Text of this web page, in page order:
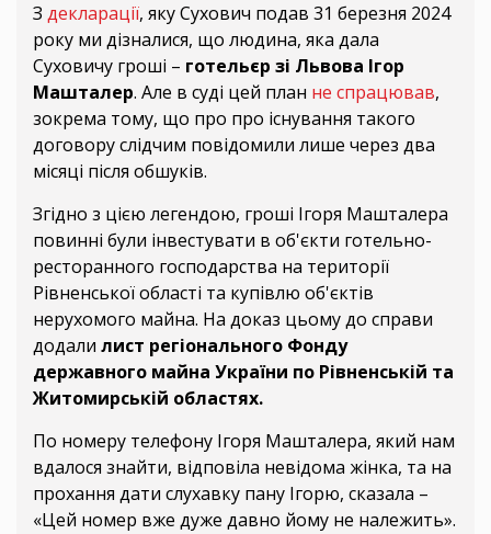
З декларації, яку Сухович подав 31 березня 2024
року ми дізналися, що людина, яка дала
Суховичу гроші – готельєр зі Львова Ігор
Машталер. Але в суді цей план не спрацював,
зокрема тому, що про про існування такого
договору слідчим повідомили лише через два
місяці після обшуків.
Згідно з цією легендою, гроші Ігоря Машталера
повинні були інвестувати в об'єкти готельно-
ресторанного господарства на території
Рівненської області та купівлю об'єктів
нерухомого майна. На доказ цьому до справи
додали лист регіонального Фонду
державного майна України по Рівненській та
Житомирській областях.
По номеру телефону Ігоря Машталера, який нам
вдалося знайти, відповіла невідома жінка, та на
прохання дати слухавку пану Ігорю, сказала –
«Цей номер вже дуже давно йому не належить».